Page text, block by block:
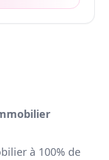
à 100% de